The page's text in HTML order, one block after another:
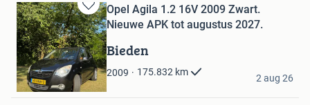
Bewaren
in
Mijn
Favorieten
Opel Agila 1.2 16V 2009 Zwart.
Nieuwe APK tot augustus 2027.
Bieden
2009 175.832 km
Sanne
Elst
2 aug 26